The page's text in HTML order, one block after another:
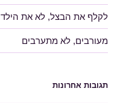
לקלף את הבצל, לא את הילד
מעורבים, לא מתערבים
תגובות אחרונות